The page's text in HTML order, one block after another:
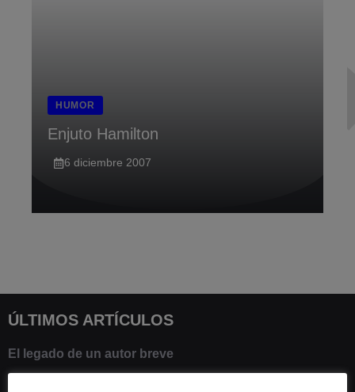
HUMOR
Enjuto Hamilton
6 diciembre 2007
ÚLTIMOS ARTÍCULOS
El legado de un autor breve
20 febrero 2025